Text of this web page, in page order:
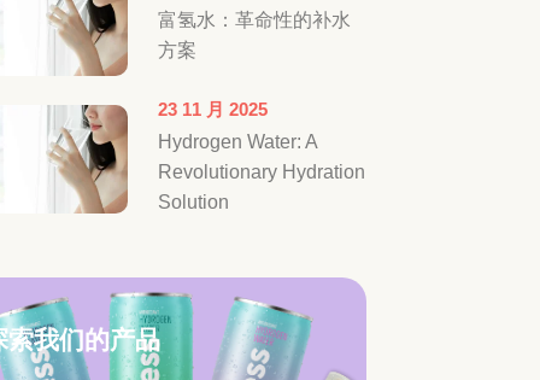
富氢水：革命性的补水
方案
23 11 月 2025
Hydrogen Water: A
Revolutionary Hydration
Solution
索我们的产品